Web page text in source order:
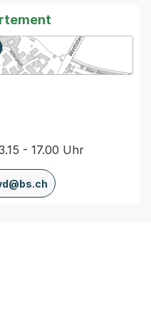
Karte von MapBS.
Link, wird in einem
- 17.00 Uhr